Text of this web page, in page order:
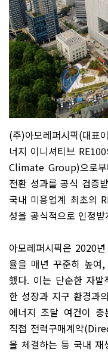
(주)아모레퍼시픽(대표
너지 이니셔티브 RE100
Climate Group)으로
전환 성과를 공식 검증
국내 미용업계 최초의
성을 공식적으로 인정
아모레퍼시픽은 2020년
율을 매년 꾸준히 높여,
했다. 이는 단순한 자
한 성장과 지구 환경과
에너지 조달 여건이
직접 전력구매계약
을 체결하는 등 국내 재